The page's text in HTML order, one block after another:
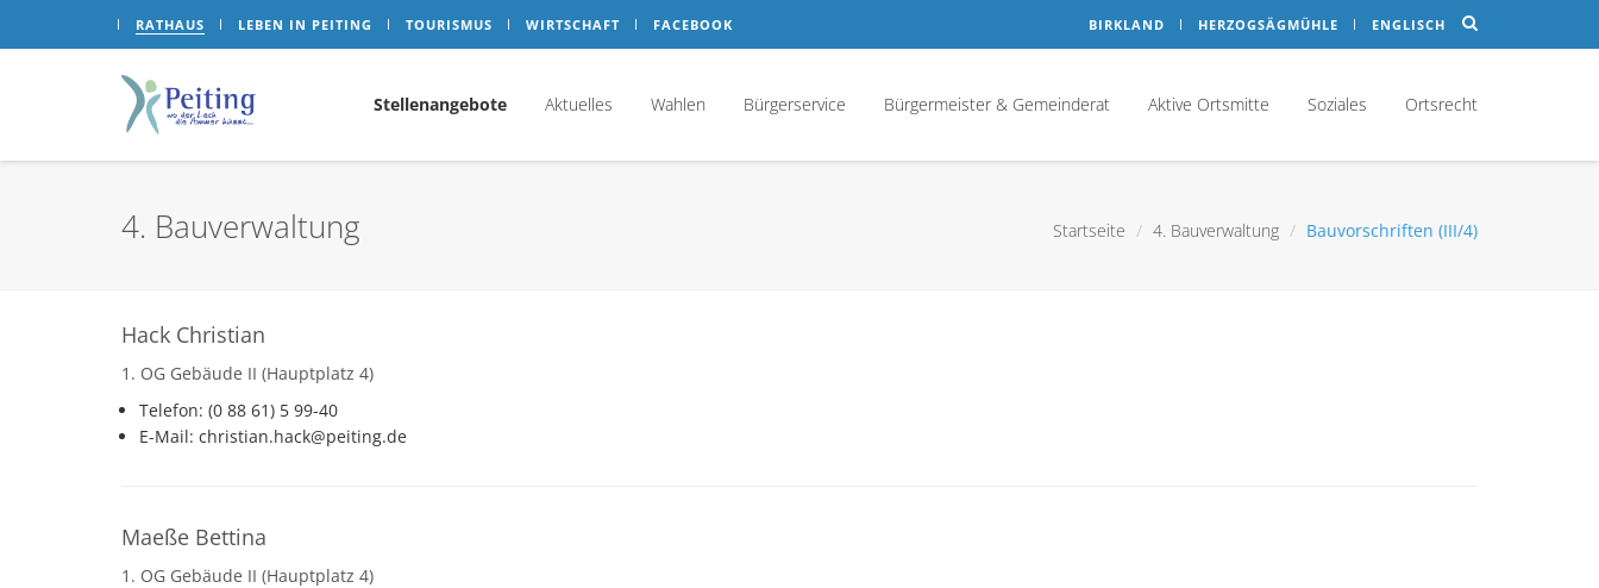
RATHAUS LEBEN IN PEITING TOURISMUS WIRTSCHAFT FACEBOOK BIRKLAND HERZOGSÄGMÜHLE ENGLISCH
Stellenangebote Aktuelles Wahlen Bürgerservice Bürgermeister & Gemeinderat Aktive Ortsmitte Soziales Ortsrecht
4. Bauverwaltung Startseite 4. Bauverwaltung Bauvorschriften (III/4)
Hack Christian
1. OG Gebäude II (Hauptplatz 4)
Telefon: (0 88 61) 5 99-40
E-Mail: christian.hack@peiting.de
Maeße Bettina
1. OG Gebäude II (Hauptplatz 4)